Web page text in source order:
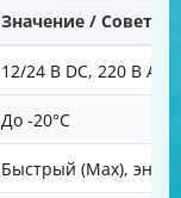
Значение / Совет
12/24 В DC, 220 В AC
До -20°C
Быстрый (Max),